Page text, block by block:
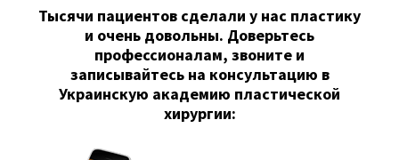
Тысячи пациентов сделали у нас пластику
и очень довольны. Доверьтесь
профессионалам, звоните и
записывайтесь на консультацию в
Украинскую академию пластической
хирургии: